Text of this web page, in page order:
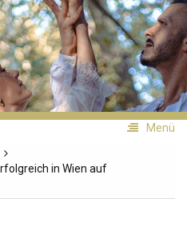
Menü
in Wien auf